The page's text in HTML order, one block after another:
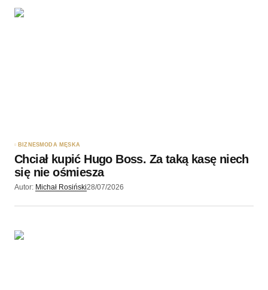
Wyślij komentarz
BIZNESMODA MĘSKA
Chciał kupić Hugo Boss. Za taką kasę niech
się nie ośmiesza
Autor: Michał Rosiński28/07/2026